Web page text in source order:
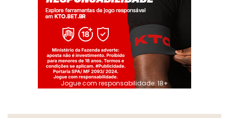
Jogue com responsabilidade. 18+